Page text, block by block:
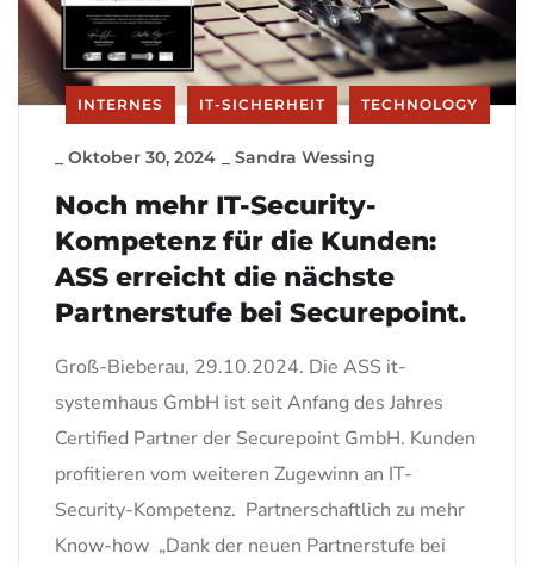
INTERNES IT-SICHERHEIT TECHNOLOGY
Oktober 30, 2024 Sandra Wessing
Noch mehr IT-Security-
Kompetenz für die Kunden:
ASS erreicht die nächste
Partnerstufe bei Securepoint.
Groß-Bieberau, 29.10.2024. Die ASS it-
systemhaus GmbH ist seit Anfang des Jahres
Certified Partner der Securepoint GmbH. Kunden
profitieren vom weiteren Zugewinn an IT-
Security-Kompetenz. Partnerschaftlich zu mehr
Know-how „Dank der neuen Partnerstufe bei